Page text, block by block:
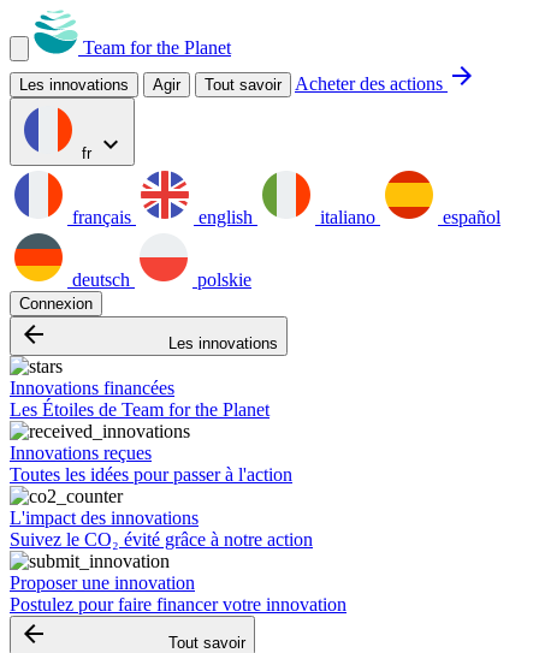
Team for the Planet
Les innovations Agir Tout savoir Acheter des actions arrow_forward
fr expand_more
français english italiano español
deutsch polskie
Connexion
arrow_backward Les innovations
Innovations financées
Les Étoiles de Team for the Planet
Innovations reçues
Toutes les idées pour passer à l'action
L'impact des innovations
Suivez le CO₂ évité grâce à notre action
Proposer une innovation
Postulez pour faire financer votre innovation
arrow_backward Tout savoir